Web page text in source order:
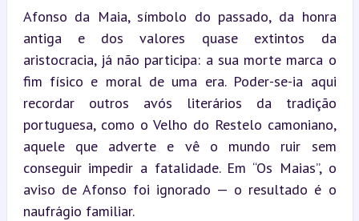
Afonso da Maia, símbolo do passado, da honra
antiga e dos valores quase extintos da
aristocracia, já não participa: a sua morte marca o
fim físico e moral de uma era. Poder-se-ia aqui
recordar outros avós literários da tradição
portuguesa, como o Velho do Restelo camoniano,
aquele que adverte e vê o mundo ruir sem
conseguir impedir a fatalidade. Em “Os Maias”, o
aviso de Afonso foi ignorado — o resultado é o
naufrágio familiar.